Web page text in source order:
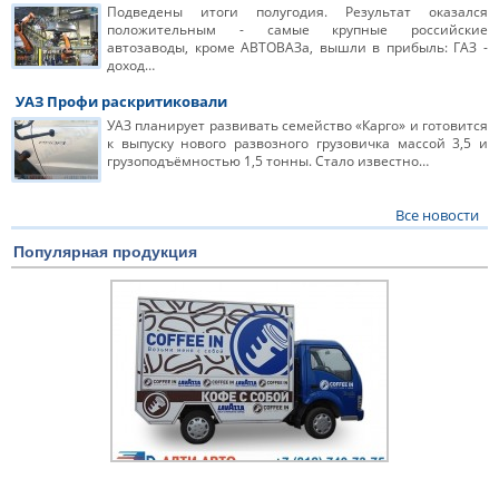
Подведены итоги полугодия. Результат оказался
положительным - самые крупные российские
автозаводы, кроме АВТОВАЗа, вышли в прибыль: ГАЗ -
доход…
УАЗ Профи раскритиковали
УАЗ планирует развивать семейство «Карго» и готовится
к выпуску нового развозного грузовичка массой 3,5 и
грузоподъёмностью 1,5 тонны. Стало известно…
Все новости
Популярная продукция